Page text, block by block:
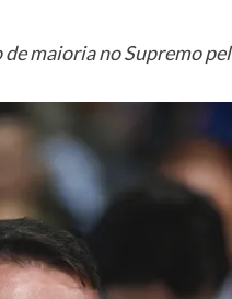
maioria no Supremo